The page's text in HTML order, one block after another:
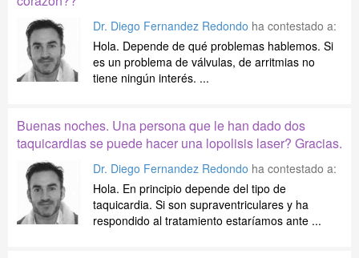
Dr. Diego Fernandez Redondo ha contestado a:
Hola. Depende de qué problemas hablemos. Si
es un problema de válvulas, de arritmias no
tiene ningún interés. ...
Buenas noches. Una persona que le han dado dos
taquicardias se puede hacer una lopolisis laser? Gracias.
Dr. Diego Fernandez Redondo ha contestado a:
Hola. En principio depende del tipo de
taquicardia. Si son supraventriculares y ha
respondido al tratamiento estaríamos ante ...